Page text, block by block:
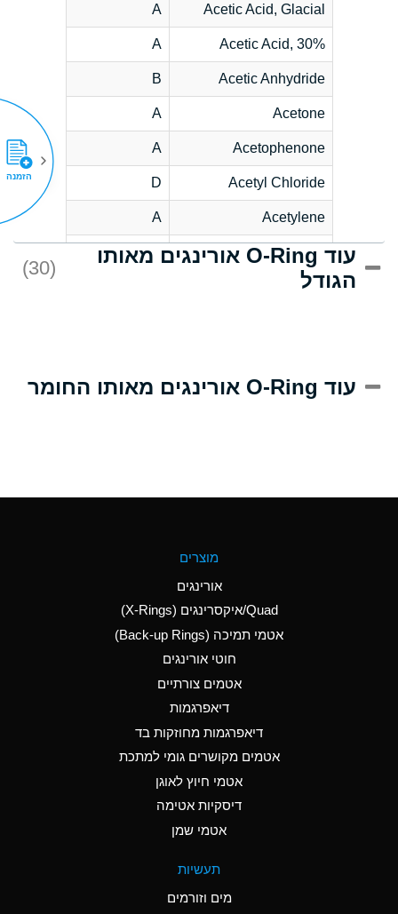
Acetic Acid, Glacial
A
Acetic Acid, 30%
A
Acetic Anhydride
B
Acetone
A
Acetophenone
A
Acetyl Chloride
D
Acetylene
A
Acrlylonitrile
D
Adipic Acid
(Aqueous)
Aluminum Nitrate
(Aqueous)
Aluminum Phosphate
Ammonia Anhydrous
A
Ammonia Gas (cold)
A
Ammonia Gas (hot)
עוד O-Ring אורינגים מאותו
הגודל
(30)
עוד O-Ring אורינגים מאותו החומר
מוצרים
אורינגים
Quad/איקסרינגים (X-Rings)
אטמי תמיכה (Back-up Rings)
חוטי אורינגים
אטמים צורתיים
דיאפרגמות
דיאפרגמות מחוזקות בד
אטמים מקושרים גומי למתכת
אטמי חיוץ לאוגן
דיסקיות אטימה
אטמי שמן
תעשיות
מים וזורמים
הזמנה